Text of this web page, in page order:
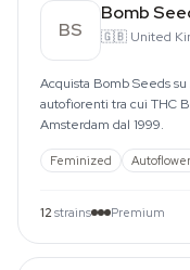
BS
Bomb
🇬🇧 United
Acquista Bomb Seeds
autofiorenti tra cui THC
Amsterdam dal 1999.
Feminized Autoflower
12 strains Premium